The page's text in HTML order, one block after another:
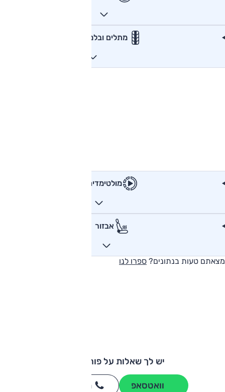
מתלים ובלמים
מולטימדיה
אבזור
מצאתם טעות בנתונים? ספרו לנו
יש לך שאלות על פורד אדג'?
וואטסאפ חייגו